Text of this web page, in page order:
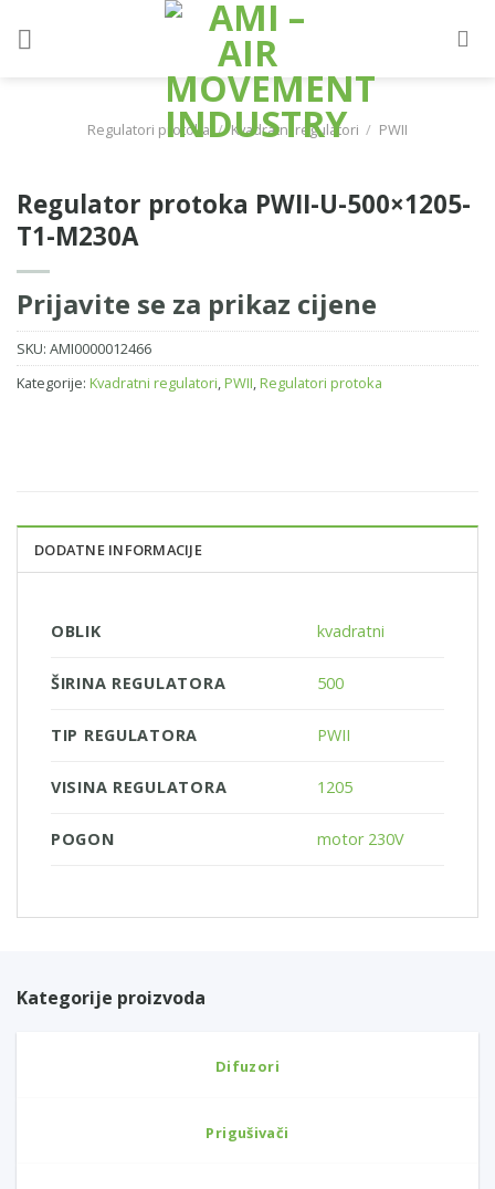
Regulatori protoka / Kvadratni regulatori / PWII
Regulator protoka PWII-U-500×1205-
T1-M230A
Prijavite se za prikaz cijene
SKU: AMI0000012466
Kategorije: Kvadratni regulatori, PWII, Regulatori protoka
DODATNE INFORMACIJE
OBLIK kvadratni
ŠIRINA REGULATORA 500
TIP REGULATORA PWII
VISINA REGULATORA 1205
POGON motor 230V
Kategorije proizvoda
Difuzori
Prigušivači